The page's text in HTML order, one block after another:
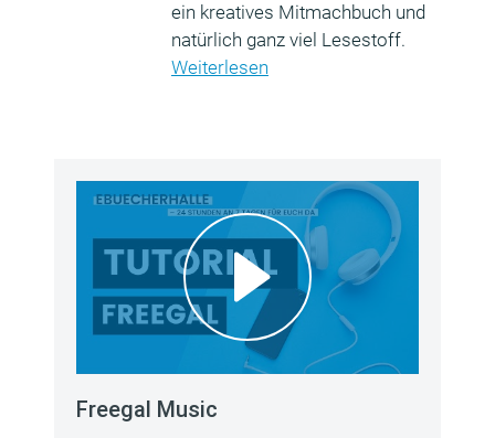
ein kreatives Mitmachbuch und
natürlich ganz viel Lesestoff.
Weiterlesen
Freegal Music